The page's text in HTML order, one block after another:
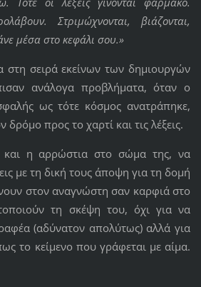
Στριμώχνονται, βιάζονται,
μέσα στο κεφάλι σου.»
στη σειρά εκείνων των δημιουργών
ανάλογα προβλήματα, όταν ο
ως τότε κόσμος ανατράπηκε,
προς το χαρτί και τις λέξεις.
και η αρρώστια στο σώμα της, να
με τη δική τους άποψη για τη δομή
στον αναγνώστη σαν καρφιά στο
τη σκέψη του, όχι για να
(αδύνατον απολύτως) αλλά για
το κείμενο που γράφεται με αίμα.